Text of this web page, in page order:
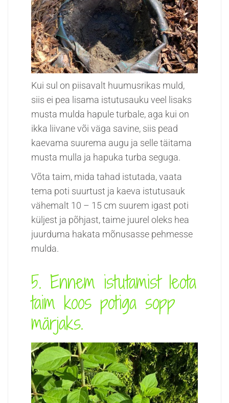
Kui sul on piisavalt huumusrikas muld,
siis ei pea lisama istutusauku veel lisaks
musta mulda hapule turbale, aga kui on
ikka liivane või väga savine, siis pead
kaevama suurema augu ja selle täitama
musta mulla ja hapuka turba seguga.
Võta taim, mida tahad istutada, vaata
tema poti suurtust ja kaeva istutusauk
vähemalt 10 – 15 cm suurem igast poti
küljest ja põhjast, taime juurel oleks hea
juurduma hakata mõnusasse pehmesse
mulda.
5. Ennem istutamist leota
taim koos potiga sopp
märjaks.